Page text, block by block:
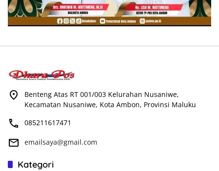
Benteng Atas RT 001/003 Kelurahan Nusaniwe,
Kecamatan Nusaniwe, Kota Ambon, Provinsi Maluku
085211617471
emailsaya@gmail.com
Kategori